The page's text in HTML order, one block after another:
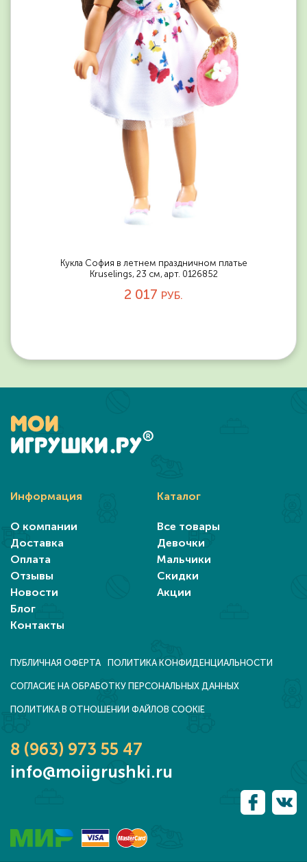
Кукла София в летнем праздничном платье
Kruselings, 23 см, арт. 0126852
2 017 РУБ.
Информация
О компании
Доставка
Оплата
Отзывы
Новости
Блог
Контакты
Каталог
Все товары
Девочки
Мальчики
Скидки
Акции
ПУБЛИЧНАЯ ОФЕРТА ПОЛИТИКА КОНФИДЕНЦИАЛЬНОСТИ
СОГЛАСИЕ НА ОБРАБОТКУ ПЕРСОНАЛЬНЫХ ДАННЫХ
ПОЛИТИКА В ОТНОШЕНИИ ФАЙЛОВ COOKIE
8 (963) 973 55 47
info@moiigrushki.ru